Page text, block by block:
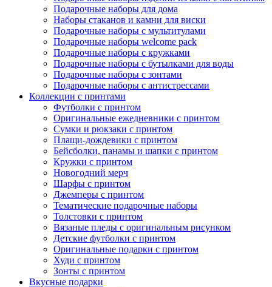
Подарочные наборы для дома
Наборы стаканов и камни для виски
Подарочные наборы с мультитулами
Подарочные наборы welcome pack
Подарочные наборы с кружками
Подарочные наборы с бутылками для воды
Подарочные наборы с зонтами
Подарочные наборы с антистрессами
Коллекции с принтами
Футболки с принтом
Оригинальные ежедневники с принтом
Сумки и рюкзаки с принтом
Плащи-дождевики с принтом
Бейсболки, панамы и шапки с принтом
Кружки с принтом
Новогодний мерч
Шарфы с принтом
Джемперы с принтом
Тематические подарочные наборы
Толстовки с принтом
Вязаные пледы с оригинальным рисунком
Детские футболки с принтом
Оригинальные подарки с принтом
Худи с принтом
Зонты с принтом
Вкусные подарки